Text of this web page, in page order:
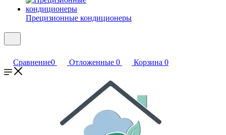
Прецизионные кондиционеры
Сравнение0 Отложенные 0 Корзина 0